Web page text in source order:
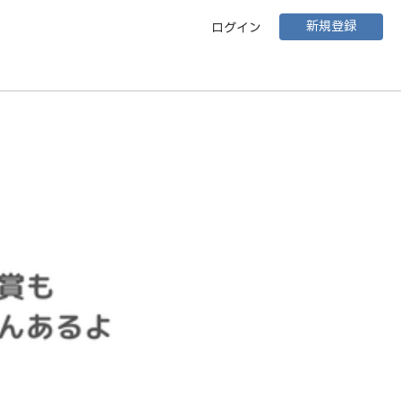
ログイン 新規登録